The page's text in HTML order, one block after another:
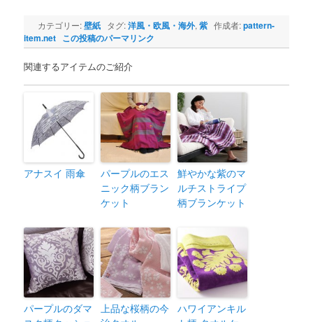
カテゴリー:壁紙 タグ:洋風・欧風・海外,紫作成者:pattern-
item.net この投稿のパーマリンク
関連するアイテムのご紹介
アナスイ 雨傘
パープルのエス
ニック柄ブラン
ケット
鮮やかな紫のマ
ルチストライプ
柄ブランケット
パープルのダマ
上品な桜柄の今
ハワイアンキル